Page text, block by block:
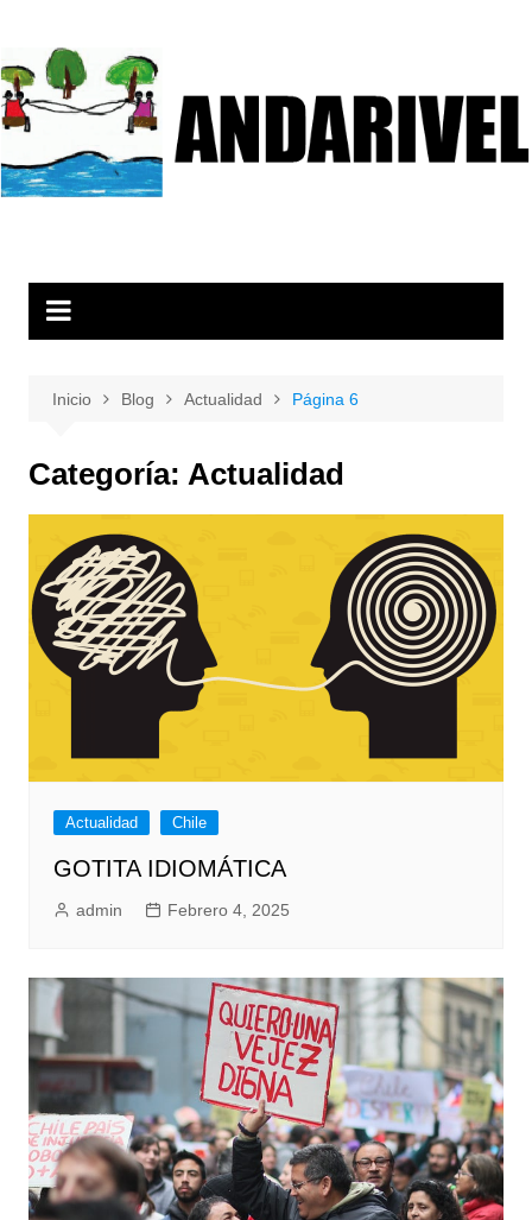
contenido
Inicio Blog Actualidad Página 6
Categoría: Actualidad
Actualidad Chile
GOTITA IDIOMÁTICA
admin Febrero 4, 2025